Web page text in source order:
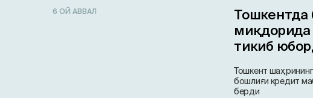
6 ОЙ АВВАЛ
Тошкентда
миқдорида
тикиб
Тошкент
бошлиғи кредит
берди